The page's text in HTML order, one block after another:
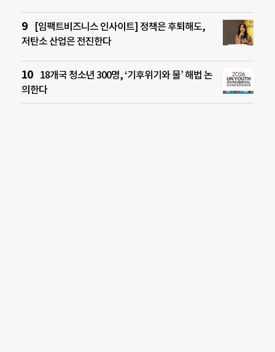
[임팩트비즈니스 인사이트] 정책은 후퇴해도,
저탄소 산업은 전진한다
18개국 청소년 300명, ‘기후위기와 물’ 해법 논
의한다